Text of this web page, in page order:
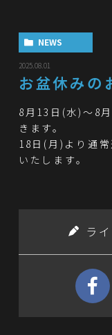
NEWS
2025.08.01
お盆休みの
8月13日(水)～8
きます。
18日(月)より通
いたします。
ラ